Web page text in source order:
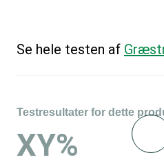
Se hele testen af
Testresultater for dette
XY%